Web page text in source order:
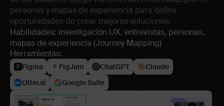
personas y mapas de experiencia para definir
oportunidades de crear mejores soluciones.
Habilidades: investigación UX, entrevistas, personas,
mapas de experiencia (Journey Mapping)
Herramientas:
Figma FigJam ChatGPT
Claude
Otter.ai
Google Suite